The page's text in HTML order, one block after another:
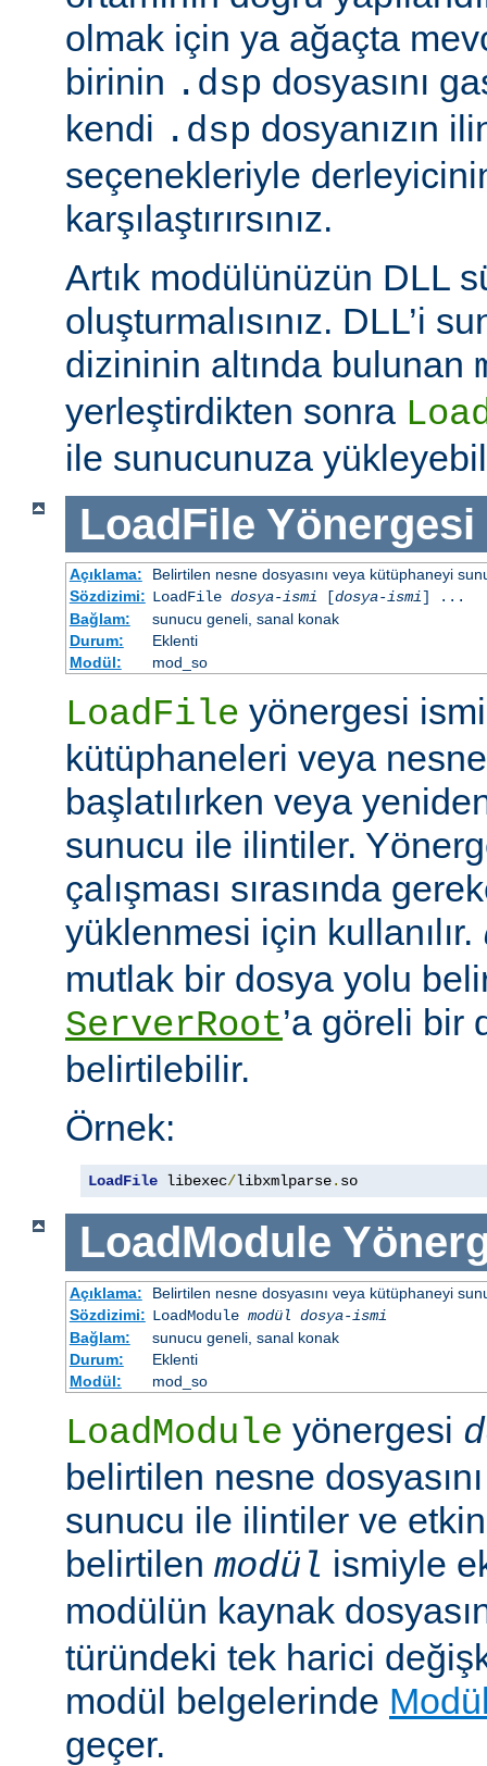
olmak için ya ağaçta
birinin .dsp dosyasını
kendi .dsp dosyanızın
seçenekleriyle
karşılaştırırsınız.
Artık modülünüzün DLL
oluşturmalısınız. DLL’i
dizininin altında bulunan
yerleştirdikten sonra
ile sunucunuza
LoadFile Yönergesi
Açıklama:
Belirtilen nesne dosyasını veya kütüphaneyi
Sözdizimi: LoadFile dosya-ismi [dosya-ismi] ...
Bağlam:
sunucu geneli, sanal konak
Durum:
Eklenti
Modül:
mod_so
LoadFile yönergesi
kütüphaneleri veya
başlatılırken veya
sunucu ile ilintiler.
çalışması sırasında
yüklenmesi için kullanılır.
mutlak bir dosya yolu
ServerRoot’a göreli bir
belirtilebilir.
Örnek:
LoadFile libexec/libxmlparse. so
LoadModule
Açıklama:
Belirtilen nesne dosyasını veya kütüphaneyi
Sözdizimi: LoadModule modül dosya-ismi
Bağlam:
sunucu geneli, sanal konak
Durum:
Eklenti
Modül:
mod_so
LoadModule yönergesi
belirtilen nesne
sunucu ile ilintiler ve
belirtilen modül ismiyle
modülün kaynak
türündeki tek harici
modül belgelerinde
geçer.